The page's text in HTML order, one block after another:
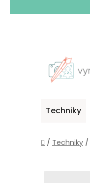
Techniky
Domů
/ Techniky /